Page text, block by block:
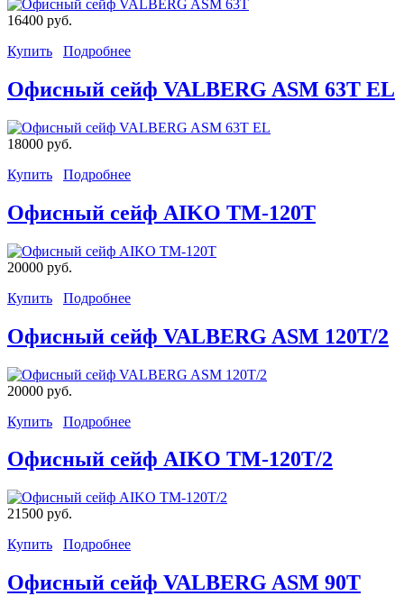
16400 руб.
Купить
Подробнее
Офисный сейф VALBERG ASM 63T EL
18000 руб.
Купить
Подробнее
Офисный сейф AIKO TM-120T
20000 руб.
Купить
Подробнее
Офисный сейф VALBERG ASM 120T/2
20000 руб.
Купить
Подробнее
Офисный сейф AIKO TM-120T/2
21500 руб.
Купить
Подробнее
Офисный сейф VALBERG ASM 90T